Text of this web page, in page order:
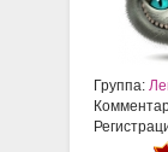
Группа: